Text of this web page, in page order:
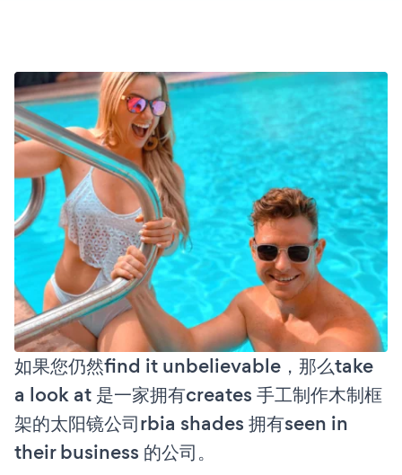
如果您仍然find it unbelievable，那么take
a look at 是一家拥有creates 手工制作木制框
架的太阳镜公司rbia shades 拥有seen in
their business 的公司。